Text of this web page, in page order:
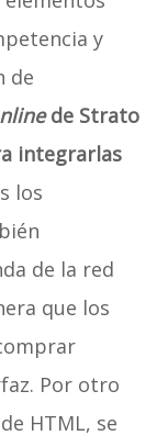
y
de
de Strato
integrarlas
los
de la red
que los
Por otro
HTML, se